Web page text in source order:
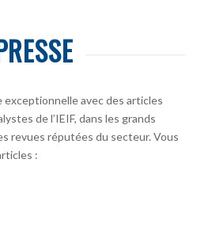
exceptionnelle avec des articles
de l’IEIF, dans les grands
revues réputées du secteur. Vous
: